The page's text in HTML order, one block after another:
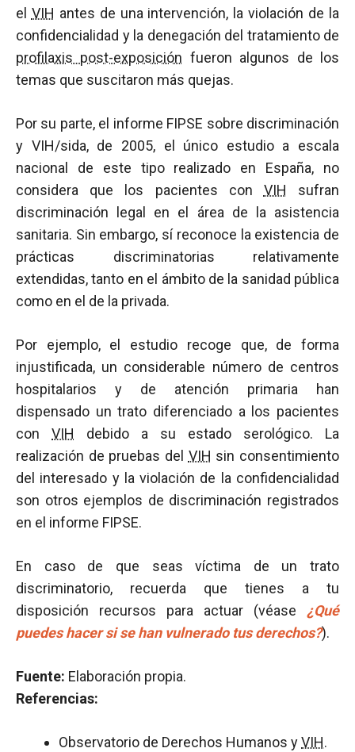
el VIH antes de una intervención, la violación de la
confidencialidad y la denegación del tratamiento de
profilaxis post-exposición fueron algunos de los
temas que suscitaron más quejas.
Por su parte, el informe FIPSE sobre discriminación
y VIH/sida, de 2005, el único estudio a escala
nacional de este tipo realizado en España, no
considera que los pacientes con VIH sufran
discriminación legal en el área de la asistencia
sanitaria. Sin embargo, sí reconoce la existencia de
prácticas discriminatorias relativamente
extendidas, tanto en el ámbito de la sanidad pública
como en el de la privada.
Por ejemplo, el estudio recoge que, de forma
injustificada, un considerable número de centros
hospitalarios y de atención primaria han
dispensado un trato diferenciado a los pacientes
con VIH debido a su estado serológico. La
realización de pruebas del VIH sin consentimiento
del interesado y la violación de la confidencialidad
son otros ejemplos de discriminación registrados
en el informe FIPSE.
En caso de que seas víctima de un trato
discriminatorio, recuerda que tienes a tu
disposición recursos para actuar (véase ¿Qué
puedes hacer si se han vulnerado tus derechos?).
Fuente: Elaboración propia.
Referencias:
Observatorio de Derechos Humanos yVIH.